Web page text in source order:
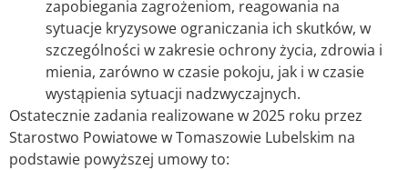
zapobiegania zagrożeniom, reagowania na
sytuacje kryzysowe ograniczania ich skutków, w
szczególności w zakresie ochrony życia, zdrowia i
mienia, zarówno w czasie pokoju, jak i w czasie
wystąpienia sytuacji nadzwyczajnych.
Ostatecznie zadania realizowane w 2025 roku przez
Starostwo Powiatowe w Tomaszowie Lubelskim na
podstawie powyższej umowy to: